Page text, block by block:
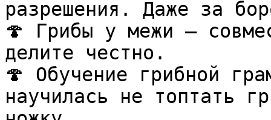
разрешения. Даже за
🍄 Грибы у межи —
делите честно.
🍄 Обучение грибной
научилась не топтать